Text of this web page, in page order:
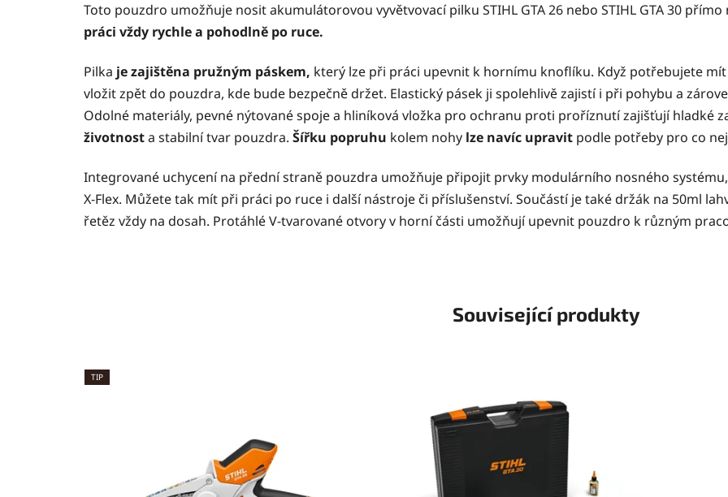
Toto pouzdro umožňuje nosit akumulátorovou vyvětvovací pilku STIHL GTA 26 nebo STIHL GTA 30 přímo
práci vždy rychle a pohodlně po ruce.
Pilka je zajištěna pružným páskem, který lze při práci upevnit k hornímu knoflíku. Když potřebujete
vložit zpět do pouzdra, kde bude bezpečně držet. Elastický pásek ji spolehlivě zajistí i při pohybu a
Odolné materiály, pevné nýtované spoje a hliníková vložka pro ochranu proti proříznutí zajišťují hladké
životnosta stabilní tvar pouzdra. Šířku popruhu kolem nohy lze navíc upravit podle potřeby pro co
Integrované uchycení na přední straně pouzdra umožňuje připojit prvky modulárního nosného
X‑Flex. Můžete tak mít při práci po ruce i další nástroje či příslušenství. Součástí je také držák na 50ml
řetěz vždy na dosah. Protáhlé V‑tvarované otvory v horní části umožňují upevnit pouzdro k různým
Související produkty
TIP